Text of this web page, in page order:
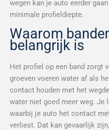
wegen kan je auto eerder
minimale profieldiepte.
Waarom
belangrijk is
Het profiel op een band zorgt
groeven voeren water af als
contact houden met het
water niet goed meer weg. Je
waarbij je auto het contact
verliest. Dat kan gevaarlijk